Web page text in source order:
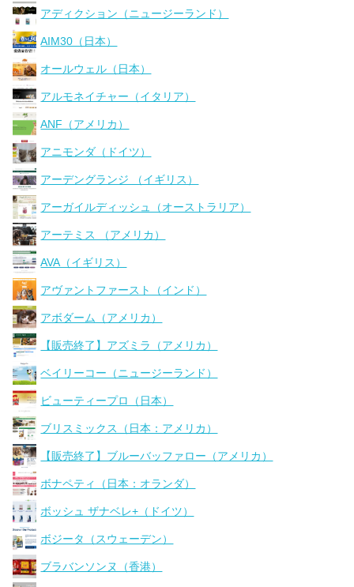
アディクション（ニュージーランド）
AIM30（日本）
オールウェル（日本）
アルモネイチャー（イタリア）
ANF（アメリカ）
アニモンダ（ドイツ）
アーデングランジ （イギリス）
アーガイルディッシュ（オーストラリア）
アーテミス （アメリカ）
AVA（イギリス）
アヴァントファースト（インド）
アボダーム（アメリカ）
【販売終了】アズミラ（アメリカ）
ベイリーコー（ニュージーランド）
ビューティープロ（日本）
ブリスミックス（日本：アメリカ）
【販売終了】ブルーバッファロー（アメリカ）
ボナペティ（日本：オランダ）
ボッシュ ザナベレ+（ドイツ）
ボジータ（スウェーデン）
ブラバンソンヌ（香港）